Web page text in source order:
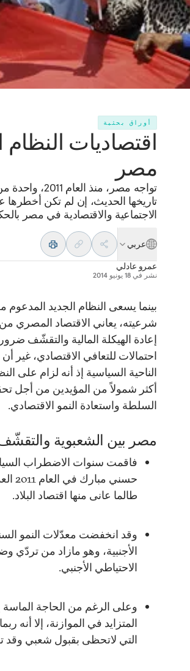
أوراق بحثية
اقتصاديات
مصر
تواجه مصر،
تاريخها الحديث، إن لم تكن
الاجتماعية والاقتصادية في مصر
عربي
عمرو عادلي
نشر في 18 يونيو 2014
بينما يسعى النظام الجديد
شرعيته، يعاني الاقتصاد المصري من
إعادة الهيكلة المالية والتقشّف
احتمالات للتعافي الاقتصادي،
الناحية السياسية إذ أنه لزام على
أكثر شمولاً من المؤيدين من أجل
السلطة واستعادة النمو الاقتصادي.
مصر بين الشعبوية
فاقمت سنوات الاضطراب
طالما عانى منها اقتصاد البلاد.
وقد انخفضت معدّلات النمو
الأجنبية، وهو مازاد من تردّي
الاحتياطي الأجنبي.
وعلى الرغم من الحاجة الماسة
المتزايد في الموازنة، إلا أنه
التي لاتحظى بقبول شعبي وقد